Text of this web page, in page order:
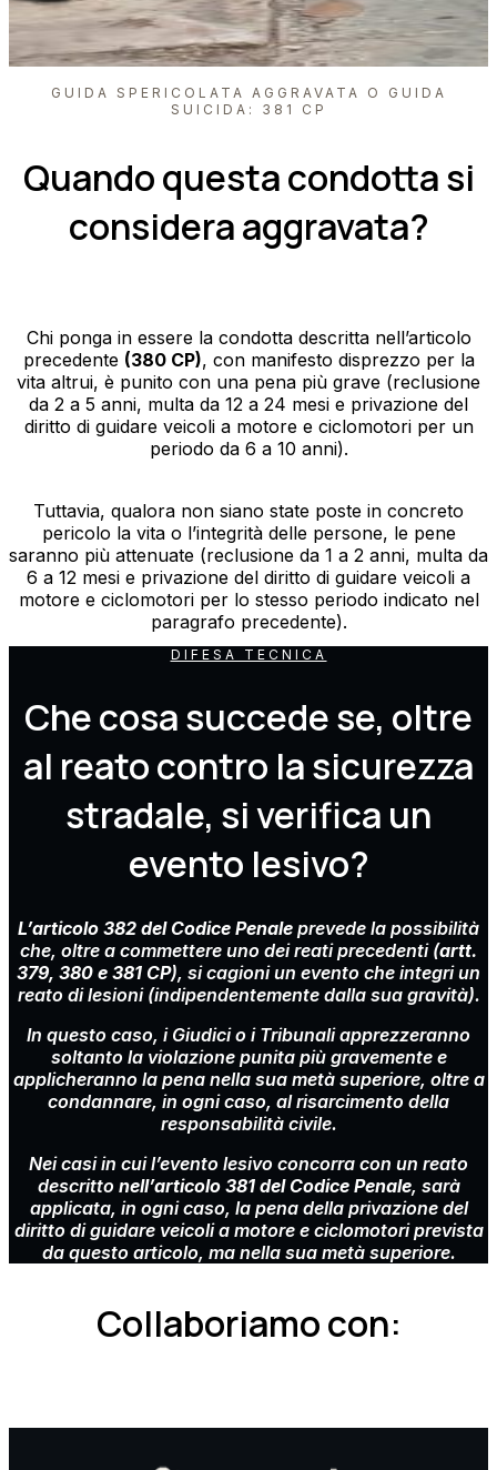
GUIDA SPERICOLATA AGGRAVATA O GUIDA
SUICIDA: 381 CP
Quando questa condotta si
considera aggravata?
Chi ponga in essere la condotta descritta nell’articolo
precedente (380 CP), con manifesto disprezzo per la
vita altrui, è punito con una pena più grave (reclusione
da 2 a 5 anni, multa da 12 a 24 mesi e privazione del
diritto di guidare veicoli a motore e ciclomotori per un
periodo da 6 a 10 anni).
Tuttavia, qualora non siano state poste in concreto
pericolo la vita o l’integrità delle persone, le pene
saranno più attenuate (reclusione da 1 a 2 anni, multa da
6 a 12 mesi e privazione del diritto di guidare veicoli a
motore e ciclomotori per lo stesso periodo indicato nel
paragrafo precedente).
DIFESA TECNICA
Che cosa succede se, oltre
al reato contro la sicurezza
stradale, si verifica un
evento lesivo?
L’articolo 382 del Codice Penale prevede la possibilità
che, oltre a commettere uno dei reati precedenti (artt.
379, 380 e 381 CP), si cagioni un evento che integri un
reato di lesioni (indipendentemente dalla sua gravità).
In questo caso, i Giudici o i Tribunali apprezzeranno
soltanto la violazione punita più gravemente e
applicheranno la pena nella sua metà superiore, oltre a
condannare, in ogni caso, al risarcimento della
responsabilità civile.
Nei casi in cui l’evento lesivo concorra con un reato
descritto nell’articolo 381 del Codice Penale, sarà
applicata, in ogni caso, la pena della privazione del
diritto di guidare veicoli a motore e ciclomotori prevista
da questo articolo, ma nella sua metà superiore.
Collaboriamo con: